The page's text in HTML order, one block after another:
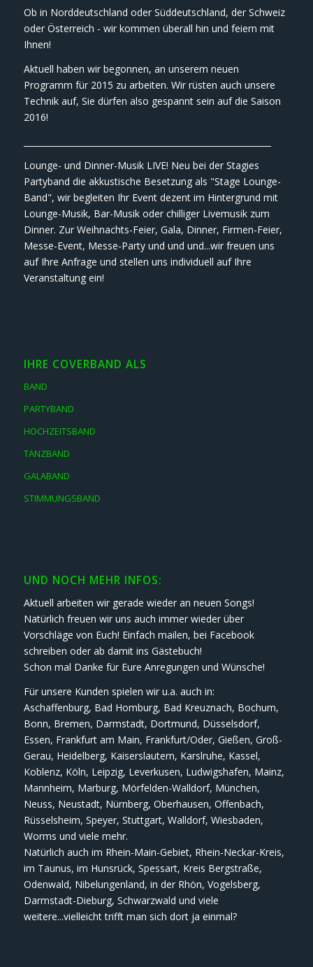
Ob in Norddeutschland oder Süddeutschland, der Schweiz
oder Österreich - wir kommen überall hin und feiern mit
Ihnen!
Aktuell haben wir begonnen, an unserem neuen
Programm für 2015 zu arbeiten. Wir rüsten auch unsere
Technik auf, Sie dürfen also gespannt sein auf die Saison
2016!
Lounge- und Dinner-Musik LIVE! Neu bei der Stagies
Partyband die akkustische Besetzung als "Stage Lounge-
Band", wir begleiten Ihr Event dezent im Hintergrund mit
Lounge-Musik, Bar-Musik oder chilliger Livemusik zum
Dinner. Zur Weihnachts-Feier, Gala, Dinner, Firmen-Feier,
Messe-Event, Messe-Party und und und...wir freuen uns
auf Ihre Anfrage und stellen uns individuell auf Ihre
Veranstaltung ein!
IHRE COVERBAND ALS
BAND
PARTYBAND
HOCHZEITSBAND
TANZBAND
GALABAND
STIMMUNGSBAND
UND NOCH MEHR INFOS:
Aktuell arbeiten wir gerade wieder an neuen Songs!
Natürlich freuen wir uns auch immer wieder über
Vorschläge von Euch! Einfach mailen, bei Facebook
schreiben oder ab damit ins Gästebuch!
Schon mal Danke für Eure Anregungen und Wünsche!
Für unsere Kunden spielen wir u.a. auch in:
Aschaffenburg, Bad Homburg, Bad Kreuznach, Bochum,
Bonn, Bremen, Darmstadt, Dortmund, Düsselsdorf,
Essen, Frankfurt am Main, Frankfurt/Oder, Gießen, Groß-
Gerau, Heidelberg, Kaiserslautern, Karslruhe, Kassel,
Koblenz, Köln, Leipzig, Leverkusen, Ludwigshafen, Mainz,
Mannheim, Marburg, Mörfelden-Walldorf, München,
Neuss, Neustadt, Nürnberg, Oberhausen, Offenbach,
Rüsselsheim, Speyer, Stuttgart, Walldorf, Wiesbaden,
Worms und viele mehr.
Natürlich auch im Rhein-Main-Gebiet, Rhein-Neckar-Kreis,
im Taunus, im Hunsrück, Spessart, Kreis Bergstraße,
Odenwald, Nibelungenland, in der Rhön, Vogelsberg,
Darmstadt-Dieburg, Schwarzwald und viele
weitere...vielleicht trifft man sich dort ja einmal?